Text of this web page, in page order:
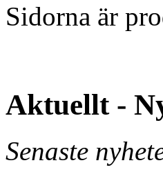
Sidorna är
Aktuellt -
Senaste